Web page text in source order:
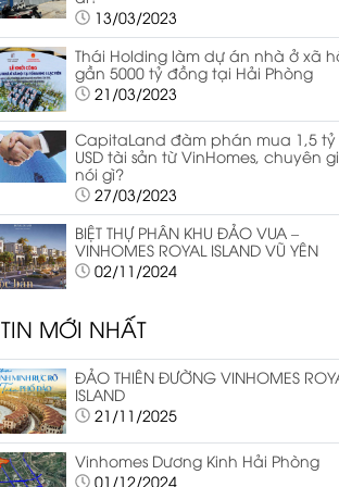
13/03/2023
Thái Holding làm dự án nhà ở xã
gần 5000 tỷ đồng tại Hải Phòng
21/03/2023
CapitaLand đàm phán mua 1,5 tỷ
USD tài sản từ VinHomes, chuyên
nói gì?
27/03/2023
BIỆT THỰ PHÂN KHU ĐẢO VUA –
VINHOMES ROYAL ISLAND VŨ YÊN
02/11/2024
TIN MỚI NHẤT
ĐẢO THIÊN ĐƯỜNG VINHOMES
ISLAND
21/11/2025
Vinhomes Dương Kinh Hải Phòng
01/12/2024